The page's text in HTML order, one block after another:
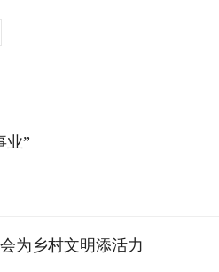
业”
为乡村文明添活力